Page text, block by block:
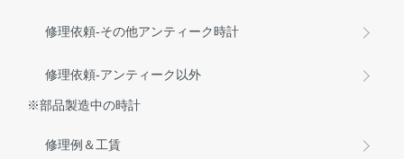
修理依頼-その他アンティーク時計
修理依頼-アンティーク以外
※部品製造中の時計
修理例＆工賃